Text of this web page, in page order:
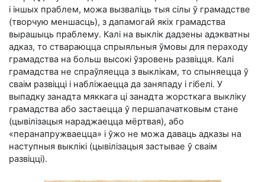
і іншых праблем, можа вызваліць тыя сілы ў грамадстве
(творчую меншасць), з дапамогай якіх грамадства
вырашыць праблему. Калі на выклік дадзены адэкватны
адказ, то ствараюцца спрыяльныя ўмовы для пераходу
грамадства на больш высокі ўзровень развіцця. Калі
грамадства не спраўляецца з выклікам, то спыняецца ў
сваім развіцці і набліжаецца да заняпаду і гібелі. У
выпадку занадта мяккага ці занадта жорсткага выкліку
грамадства або застаецца ў першапачатковым стане
(цывілізацыя нараджаецца мёртвая), або
«перанапружваецца» і ўжо не можа даваць адказы на
наступныя выклікі (цывілізацыя застывае ў сваім
развіцці).